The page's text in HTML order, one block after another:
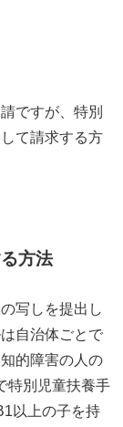
ですが、特別
て請求する方
方法
写しを提出し
自治体ごとで
的障害の人の
特別児童扶養手
以上の子を持